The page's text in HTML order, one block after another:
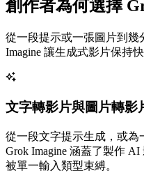
創作者為何選擇
從一段提示或一張圖片到
Imagine 讓生成式影片保持
文字轉影片與圖片轉影
從一段文字提示生成，或為
Grok Imagine 涵蓋了製作
被單一輸入類型束縛。